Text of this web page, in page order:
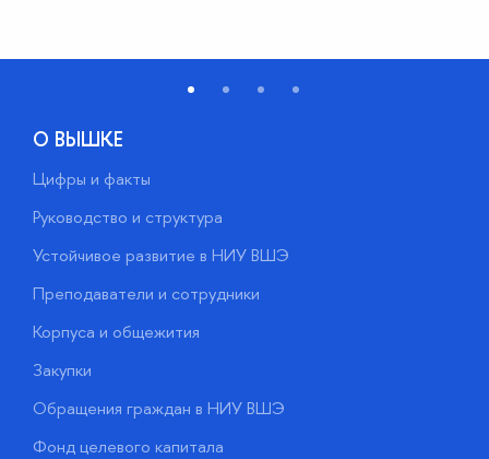
О ВЫШКЕ
Цифры и факты
Руководство и структура
Устойчивое развитие в НИУ ВШЭ
Преподаватели и сотрудники
Корпуса и общежития
Закупки
Обращения граждан в НИУ ВШЭ
Фонд целевого капитала